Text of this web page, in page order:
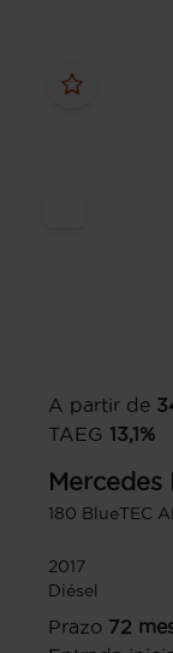
A partir de
TAEG 13,1%
Mercedes
180 BlueTEC
2017
Diésel
Prazo 72